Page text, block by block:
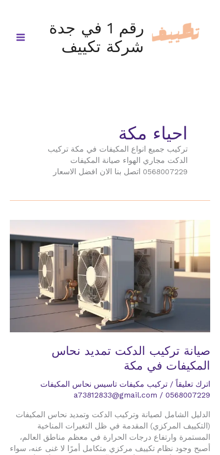
المحتوى
رقم 1 في جدة
شركة تكييف
احياء مكة
تركيب جميع انواع المكيفات في مكة تركيب
الدكت مجاري الهواء صيانة المكيفات
0568007229 اتصل بنا الان افضل الاسعار
صيانة تركيب الدكت تمديد نحاس
المكيفات في مكة
اترك تعليقاً / تركيب مكيفات تاسيس نحاس المكيفات
0568007229
/
a73812833@gmail.com
الدليل الشامل لصيانة وتركيب الدكت وتمديد نحاس المكيفات
(التكييف المركزي) المقدمة في ظل التغيرات المناخية
المستمرة وارتفاع درجات الحرارة في معظم مناطق العالم،
أصبح وجود نظام تكييف مركزي متكامل أمرًا لا غنى عنه، سواء